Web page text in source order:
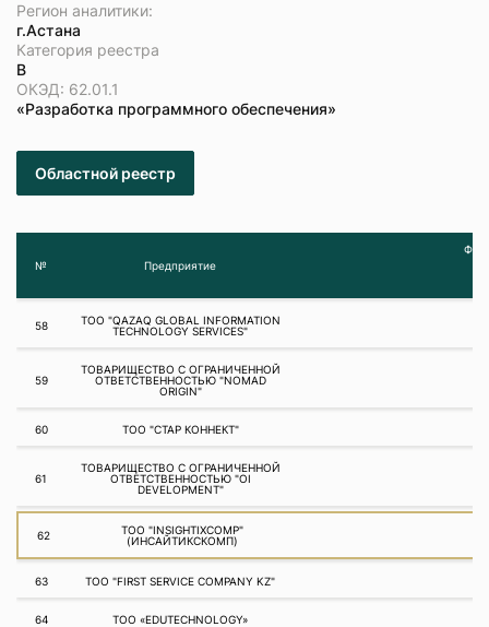
Регион аналитики:
г.Астана
Категория реестра
В
ОКЭД: 62.01.1
«Разработка программного обеспечения»
Областной реестр
№ Предприятие
58
ТОО "QAZAQ GLOBAL INFORMATION
TECHNOLOGY SERVICES"
59
ТОВАРИЩЕСТВО С ОГРАНИЧЕННОЙ
ОТВЕТСТВЕННОСТЬЮ "NOMAD
ORIGIN"
60 ТОО "СТАР КОННЕКТ"
61
ТОВАРИЩЕСТВО С ОГРАНИЧЕННОЙ
ОТВЕТСТВЕННОСТЬЮ "OI
DEVELOPMENT"
62
ТОО "INSIGHTIXCOMP"
(ИНСАЙТИКСКОМП)
63 ТОО "FIRST SERVICE COMPANY KZ"
64 ТОО «EDUTECHNOLOGY»